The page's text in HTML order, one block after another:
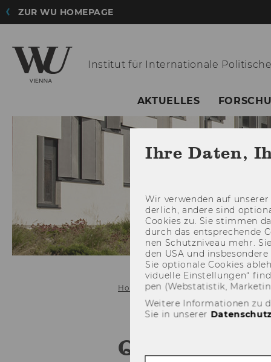
ZUR WU HOMEPAGE
Institut für Internationale
AKTUELLES
Home Lehre Qualität der Lehre
Qualität der
Ihre Daten,
Wir ver­wen­den auf
der­lich, an­de­re sind
Coo­kies zu. Sie stim­men
durch das ent­spre­chen­de
nen Schutz­ni­veau mehr.
den USA und
Sie op­tio­na­le Coo­kies
vi­du­el­le Ein­stel­lun­gen“
pen (Web­sta­tis­tik,
Weitere Informationen zu
Sie in unserer